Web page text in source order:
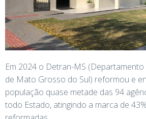
Em 2024 o Detran-MS
de Mato Grosso do Sul) reformou e
população quase metade das 94
todo Estado, atingindo a marca de